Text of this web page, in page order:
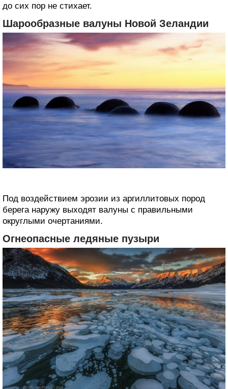
до сих пор не стихает.
Шарообразные валуны Новой Зеландии
Под воздействием эрозии из аргиллитовых пород
‎берега наружу выходят валуны с правильными
округлыми очертаниями.‎
Огнеопасные ледяные пузыри